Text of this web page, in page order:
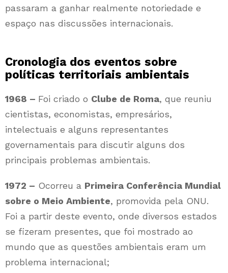
passaram a ganhar realmente notoriedade e
espaço nas discussões internacionais.
Cronologia dos eventos sobre
políticas territoriais ambientais
1968 – Foi criado o Clube de Roma, que reuniu
cientistas, economistas, empresários,
intelectuais e alguns representantes
governamentais para discutir alguns dos
principais problemas ambientais.
1972 – Ocorreu a Primeira Conferência Mundial
sobre o Meio Ambiente, promovida pela ONU.
Foi a partir deste evento, onde diversos estados
se fizeram presentes, que foi mostrado ao
mundo que as questões ambientais eram um
problema internacional;